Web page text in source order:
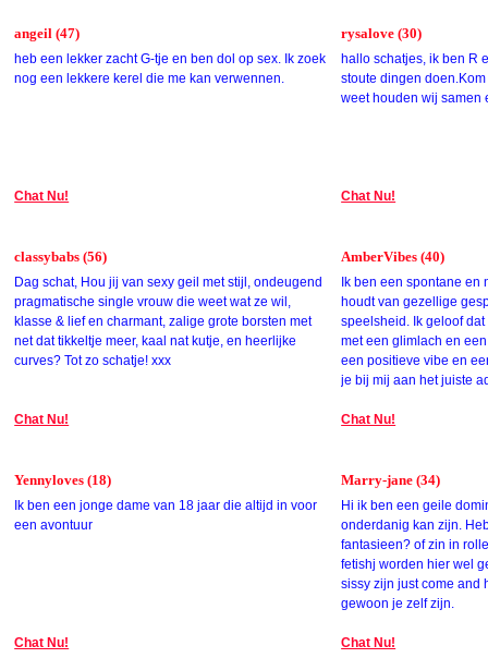
angeil (47)
heb een lekker zacht G-tje en ben dol op sex. Ik zoek
nog een lekkere kerel die me kan verwennen.
Chat Nu!
rysalove (30)
hallo schatjes, ik ben R
stoute dingen
weet houden wij samen
Chat Nu!
classybabs (56)
Dag schat, Hou jij van sexy geil met stijl, ondeugend
pragmatische single vrouw die weet wat ze wil,
klasse & lief en charmant, zalige grote borsten met
net dat tikkeltje meer, kaal nat kutje, en heerlijke
curves? Tot zo schatje! xxx
Chat Nu!
AmberVibes (40)
Ik ben een spontane en
houdt van gezellige
speelsheid. Ik geloof
met een glimlach en
een positieve vibe en
je bij mij aan het juiste
Chat Nu!
Yennyloves (18)
Ik ben een jonge dame van 18 jaar die altijd in voor
een avontuur
Chat Nu!
Marry-jane (34)
Hi ik ben een geile
onderdanig kan zijn.
fantasieen? of zin in
fetishj worden hier wel
sissy zijn just come and
gewoon je zelf zijn.
Chat Nu!